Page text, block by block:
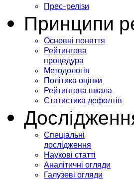
Прес-релізи
Принципи
Основні поняття
Рейтингова
процедура
Методологія
Політика оцінки
Рейтингова шкала
Статистика дефолтів
Спеціальні
дослідження
Наукові статті
Аналітичні огляди
Галузеві огляди